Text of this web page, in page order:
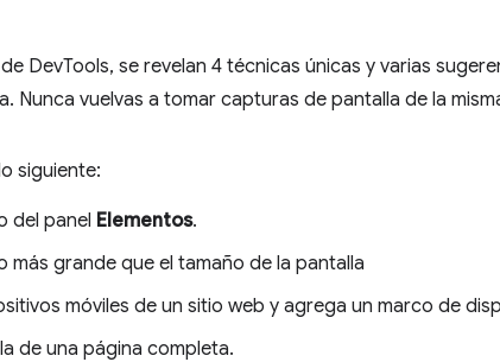
DevTools, se revelan 4 técnicas únicas y varias
vuelvas a tomar capturas de pantalla de la
siguiente:
del panel Elementos.
grande que el tamaño de la pantalla
móviles de un sitio web y agrega un marco de
de una página completa.